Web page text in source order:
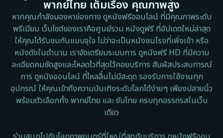
Disaster
Disney+
Documentary สารคดี
Documentary สารคดี
Drama ดราม่า
Drama ดราม่า
1971
1962
พากย์ไทย เต็มเรื่อง คุณภาพสูง
หากคุณกำลังมองหาช่องทาง ดูหนังฟรีออนไลน์ ที่มีคุณภาพระดับ
พรีเมียม เว็บไซต์ของเราคือศูนย์รวม หนังดูฟรี ที่อัปเดตใหม่ล่าสุด
ให้คุณได้รับชมกันแบบจุใจ ไม่ว่าจะเป็นหนังชนโรงที่เพิ่งเข้า หรือ
หนังดังในตำนาน เราจัดเตรียมระบบการ ดูหนังฟรี HD ที่มีความ
ละเอียดคมชัดสูงและโหลดไวที่สุดไว้คอยบริการ สัมผัสประสบการณ์
การ ดูหนังออนไลน์ ที่ไหลลื่นไม่มีสะดุด รองรับการใช้งานทุก
อุปกรณ์ ให้คุณเข้าถึงความบันเทิงระดับโลกได้ง่ายๆ เพียงปลายนิ้ว
พร้อมตัวเลือกทั้ง พากย์ไทย และ ซับไทย ครบทุกอรรถรสในเว็บ
เดียว